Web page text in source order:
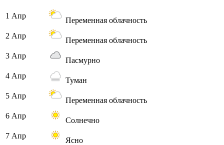
1 Апр
Переменная облачность
2 Апр
Переменная облачность
3 Апр
Пасмурно
4 Апр
Туман
5 Апр
Переменная облачность
6 Апр
Солнечно
7 Апр
Ясно